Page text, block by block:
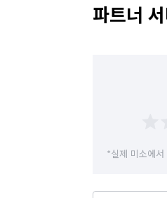
파트너
*실제 미소에